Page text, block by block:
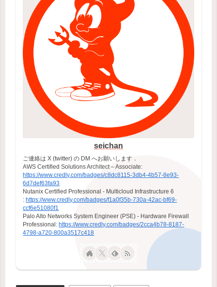
seichan
ご連絡は X (twitter) の DM へお願いします．
AWS Certified Solutions Architect – Associate:
https://www.credly.com/badges/c8dc8115-3db4-4b57-8e93-
6d7def63fa93
Nutanix Certified Professional - Multicloud Infrastructure 6
:https://www.credly.com/badges/f1a0f35b-730a-42ac-bf69-
ccf6e51080f1
Palo Alto Networks System Engineer (PSE) - Hardware Firewall
Professional:https://www.credly.com/badges/2cca4b78-8187-
4798-a720-800a3517c418